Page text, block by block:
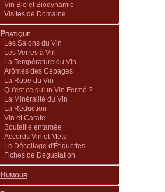
Vin Bio et Biodynamie
Visites de Domaine
Pratique
Les Salons du Vin
Les Verres à Vin
La Température du Vin
Arômes des Cépages
La Robe du Vin
Qu'est ce qu'un Vin Fermé ?
La Minéralité du Vin
La Réduction
Vin et Carafe
Bouteille entamée
Accords Vin et Mets
Le Décollage d'Étiquettes
Fiches de Dégustation
Humour